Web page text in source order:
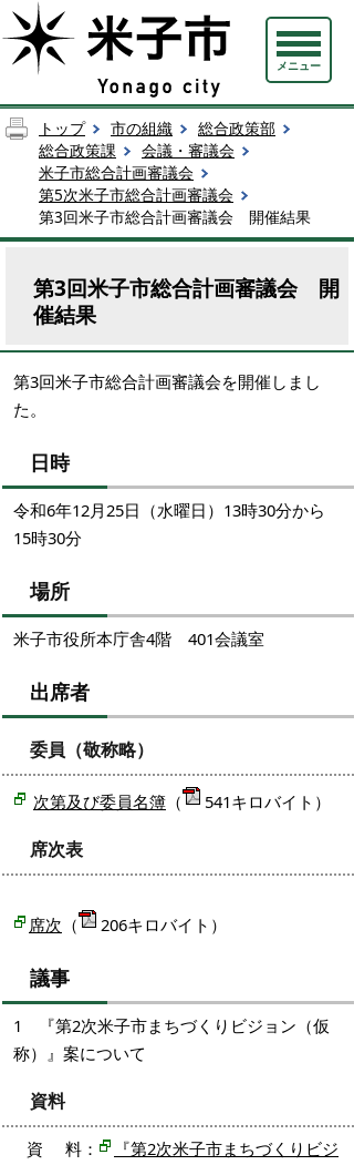
メニュー
トップ 市の組織
総合政策部
総合政策課
会議・審議会
米子市総合計画審議会
第5次米子市総合計画審議会
第3回米子市総合計画審議会 開催結果
第3回米子市総合計画審議会 開
催結果
第3回米子市総合計画審議会を開催しまし
た。
日時
令和6年12月25日（水曜日）13時30分から
15時30分
場所
米子市役所本庁舎4階 401会議室
出席者
委員（敬称略）
次第及び委員名簿 （ 541キロバイト）
席次表
席次 （ 206キロバイト）
議事
1 『第2次米子市まちづくりビジョン（仮
称）』案について
資料
資 料：
『第2次米子市まちづくりビジ